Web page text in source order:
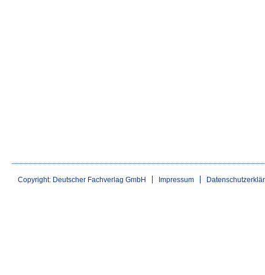
Copyright: Deutscher Fachverlag GmbH Impressum